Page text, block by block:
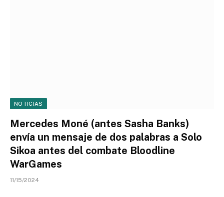
NOTICIAS
Mercedes Moné (antes Sasha Banks)
envía un mensaje de dos palabras a Solo
Sikoa antes del combate Bloodline
WarGames
11/15/2024